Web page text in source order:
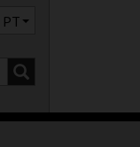
PT